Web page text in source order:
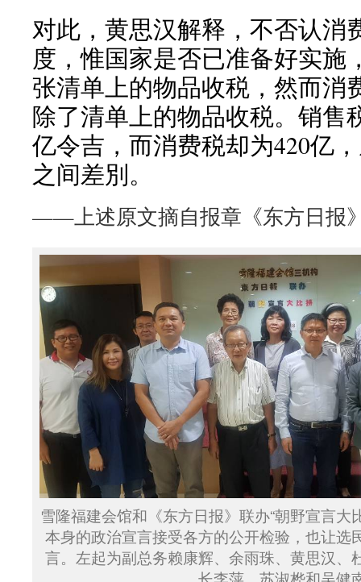
对此，黄思汉解释，不否认消
度，惟国家是否已准备好实施
张清单上的物品收税，然而消
除了清单上的物品收税。销售
亿令吉，而消费税却为420亿
之间差別。
——上述原文摘自报章《东方日报
雪隆福建会馆和《东方日报》联办“朝野宣言大
本身的政治宣言接受各方的公开检验，也让选
言。左起为副总务赖康辉、余雨珠、黄思汉、